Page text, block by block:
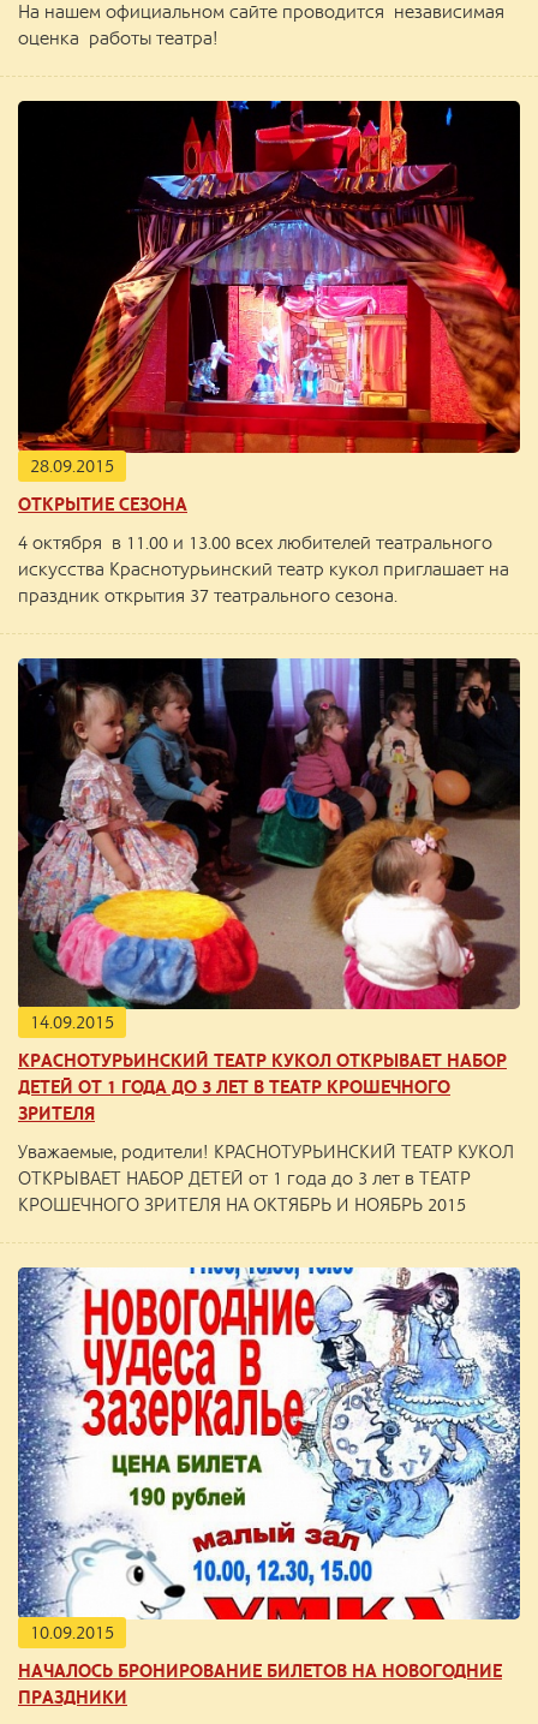
На нашем официальном сайте проводится независимая
оценка работы театра!
28.09.2015
ОТКРЫТИЕ СЕЗОНА
4 октября в 11.00 и 13.00 всех любителей театрального
искусства Краснотурьинский театр кукол приглашает на
праздник открытия 37 театрального сезона.
14.09.2015
КРАСНОТУРЬИНСКИЙ ТЕАТР КУКОЛ ОТКРЫВАЕТ НАБОР
ДЕТЕЙ ОТ 1 ГОДА ДО 3 ЛЕТ В ТЕАТР КРОШЕЧНОГО
ЗРИТЕЛЯ
Уважаемые, родители! КРАСНОТУРЬИНСКИЙ ТЕАТР КУКОЛ
ОТКРЫВАЕТ НАБОР ДЕТЕЙ от 1 года до 3 лет в ТЕАТР
КРОШЕЧНОГО ЗРИТЕЛЯ НА ОКТЯБРЬ И НОЯБРЬ 2015
10.09.2015
НАЧАЛОСЬ БРОНИРОВАНИЕ БИЛЕТОВ НА НОВОГОДНИЕ
ПРАЗДНИКИ